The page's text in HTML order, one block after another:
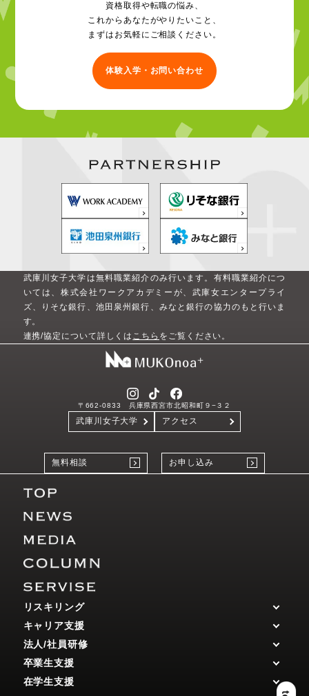
資格取得や転職の悩み、
これからあなたがやりたいこと、
まずはお気軽にご相談ください。
体験入学・お問い合わせ
武庫川女子大学は無料職業紹介のみ行います。 有料職業紹介につ
いては、株式会社ワークアカデミーが、武庫女エンタープライ
ズ、りそな銀行、池田泉州銀行、みなと銀行の協力のもと行いま
す。
連携/協定について詳しくは こちら をご覧ください。
武庫川女子大学 アクセス
〒662-0833 兵庫県西宮市北昭和町９−３２
無料相談 お申し込み
リスキリング
キャリア支援
法人/社員研修
卒業生支援
在学生支援